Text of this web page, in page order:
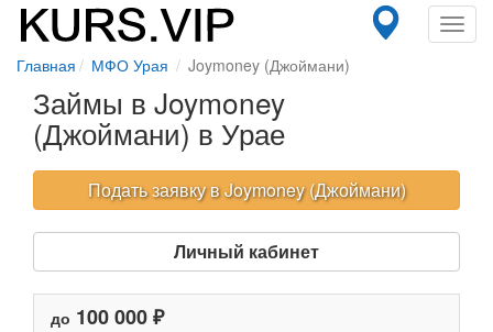
Главная МФО Урая Joymoney (Джоймани)
Займы в Joymoney
(Джоймани) в Урае
Подать заявку в Joymoney (Джоймани)
Личный кабинет
до 100 000 ₽